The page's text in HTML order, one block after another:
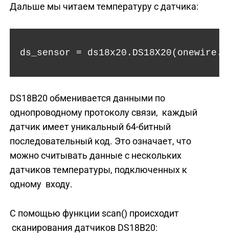
Дальше мы читаем температуру с датчика:
ds_sensor =
DS18B20 обменивается данными по
однопроводному протоколу связи, каждый
датчик имеет уникальный 64-битный
последовательный код. Это означает, что
можно считывать данные с нескольких
датчиков температуры, подключенных к
одному входу.
С помощью функции scan() происходит
сканирования датчиков DS18B20: